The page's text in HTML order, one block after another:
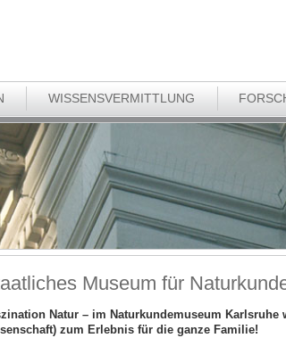
WISSENSVERMITTLUNG
Museum für
Natur – im Naturkundemuseum Karlsruhe
zum Erlebnis für die ganze Familie!